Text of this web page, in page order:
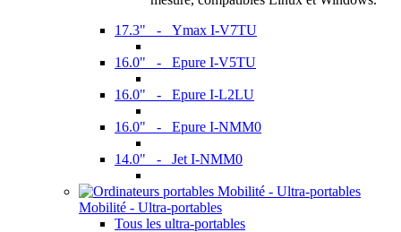
17.3" - Ymax I-V7TU
16.0" - Epure I-V5TU
16.0" - Epure I-L2LU
16.0" - Epure I-NMM0
14.0" - Jet I-NMM0
Mobilité - Ultra-portables
Tous les ultra-portables